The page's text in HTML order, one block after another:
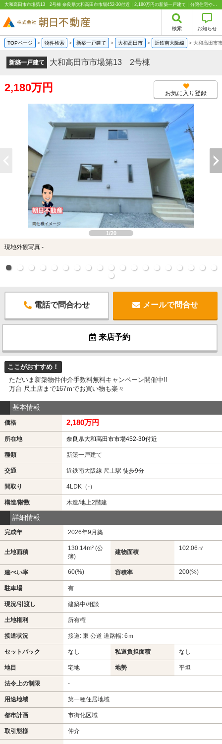
大和高田市市場第13 2号棟 奈良県大和高田市市場452-30付近｜2,180万円の新築一戸建て｜分譲住宅や新築物件｜株式会社朝日不動産
検索 お知らせ
TOPページ > 物件検索 > 新築一戸建て > 大和高田市 > 近鉄南大阪線 > 大和高田市
新築一戸建て 大和高田市市場第13 2号棟
2,180万円 お気に入り登録
1/20
現地外観写真 -
電話で問合わせ メールで問合せ
来店予約
ここがおすすめ！
ただいま新築物件仲介手数料無料キャンペーン開催中!!
万台 尺土店まで167ｍでお買い物も楽々
基本情報
価格 2,180万円
所在地 奈良県大和高田市市場452-30付近
種類 新築一戸建て
交通 近鉄南大阪線 尺土駅 徒歩9分
間取り 4LDK（-）
構造/階数 木造/地上2階建
詳細情報
完成年 2026年9月築
土地面積
130.14m² (公
簿)
建物面積
102.06㎡
建ぺい率 60(%) 容積率 200(%)
駐車場 有
現況/引渡し 建築中/相談
土地権利 所有権
接道状況 接道: 東 公道 道路幅: 6ｍ
セットバック なし 私道負担面積 なし
地目 宅地 地勢 平坦
法令上の制限 -
用途地域 第一種住居地域
都市計画 市街化区域
取引態様 仲介